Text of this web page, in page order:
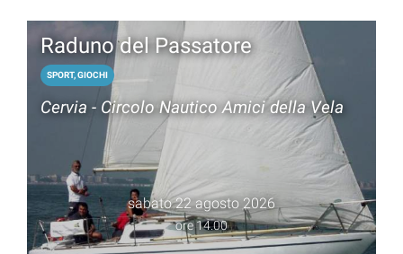
Raduno del Passatore
SPORT, GIOCHI
Cervia - Circolo Nautico Amici della Vela
sabato 22 agosto 2026
ore 14.00